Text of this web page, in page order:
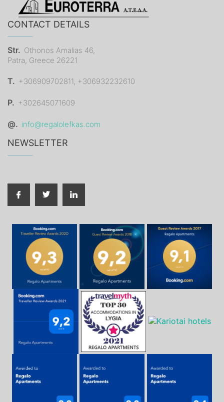
CONTACT DETAILS
Str. Othonos Amalias 46,
Patra, Greece 26221
T. +306909702811, +306932232610
P. +302645071609
@. info@regalolefkas.com
NEWSLETTER